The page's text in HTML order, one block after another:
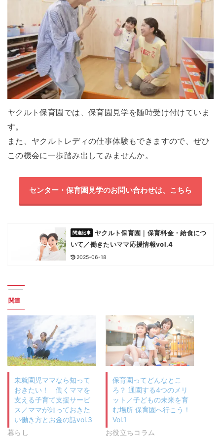
ヤクルト保育園では、保育園見学を随時受け付けていま
す。
また、ヤクルトレディの仕事体験もできますので、ぜひ
この機会に一歩踏み出してみませんか。
センター・保育園見学のお問い合わせは、こちら
ヤクルト保育園｜保育料金・給食につ
いて／働きたいママ応援情報vol.4
2025-06-18
関連
未就園児ママなら知って
おきたい！ 働くママを
支える子育て支援サービ
ス／ママが知っておきた
い働き方とお金の話vol.3
暮らし
保育園ってどんなとこ
ろ？ 通園する4つのメリ
ット／子どもの未来を育
む場所 保育園へ行こう！
Vol.1
お役立ちコラム